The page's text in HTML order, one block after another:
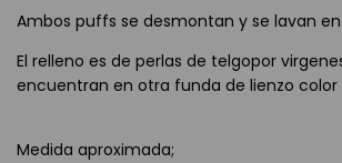
Ambos puffs se desmontan y se lavan
El relleno es de perlas de telgopor
encuentran en otra funda de lienzo color
Medida aproximada;